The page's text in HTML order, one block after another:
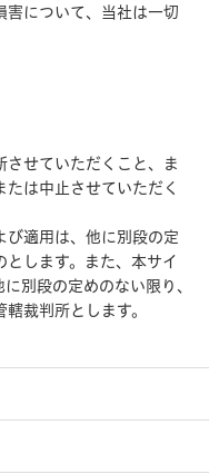
害について、当社は一切
せていただくこと、ま
は中止させていただく
適用は、他に別段の定
します。また、本サイ
別段の定めのない限り、
裁判所とします。